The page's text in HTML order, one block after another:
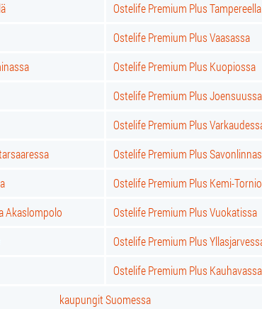
Ostelife Premium Plus Tampereella
Ostelife Premium Plus Vaasassa
Ostelife Premium Plus Kuopiossa
Ostelife Premium Plus Joensuussa
Ostelife Premium Plus
Ostelife Premium Plus
Ostelife Premium Plus Kemi-
Akaslompolo
Ostelife Premium Plus Vuokatissa
Ostelife Premium Plus
Ostelife Premium Plus Kauhavassa
kaupungit Suomessa